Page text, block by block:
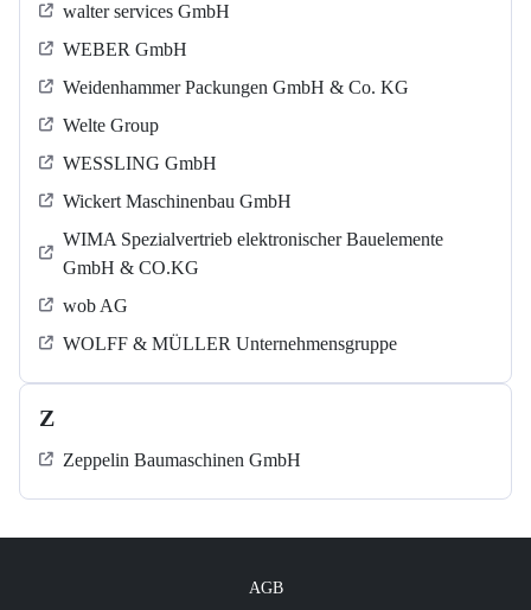
walter services GmbH
WEBER GmbH
Weidenhammer Packungen GmbH & Co. KG
Welte Group
WESSLING GmbH
Wickert Maschinenbau GmbH
WIMA Spezialvertrieb elektronischer Bauelemente
GmbH & CO.KG
wob AG
WOLFF & MÜLLER Unternehmensgruppe
Z
Zeppelin Baumaschinen GmbH
AGB